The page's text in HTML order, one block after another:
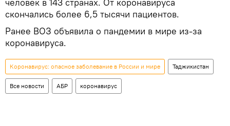
скончались более 6,5 тысячи пациентов.
Ранее ВОЗ объявила о пандемии в мире из-за
коронавируса.
Коронавирус: опасное заболевание в России и мире Таджикистан
Все новости АБР коронавирус